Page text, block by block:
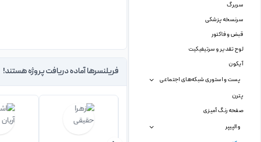
سربرگ
سرنسخه پزشکی
قبض و فاکتور
لوح تقدیر و سرتیفیکیت
آیکون
پست و استوری شبکه‌های اجتماعی
پترن
صفحه رنگ آمیزی
والپیپر
فریلنسرها آماده دریافت پروژه هستند!